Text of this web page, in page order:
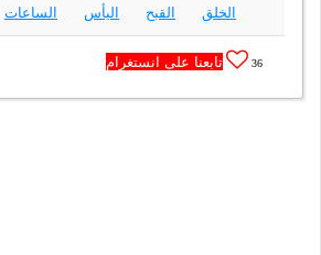
الخلق القبح اليأس الساعات
36 تابعنا على انستغرام